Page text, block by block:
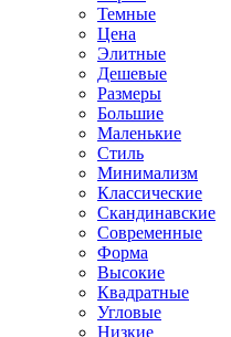
Темные
Цена
Элитные
Дешевые
Размеры
Большие
Маленькие
Стиль
Минимализм
Классические
Скандинавские
Современные
Форма
Высокие
Квадратные
Угловые
Низкие